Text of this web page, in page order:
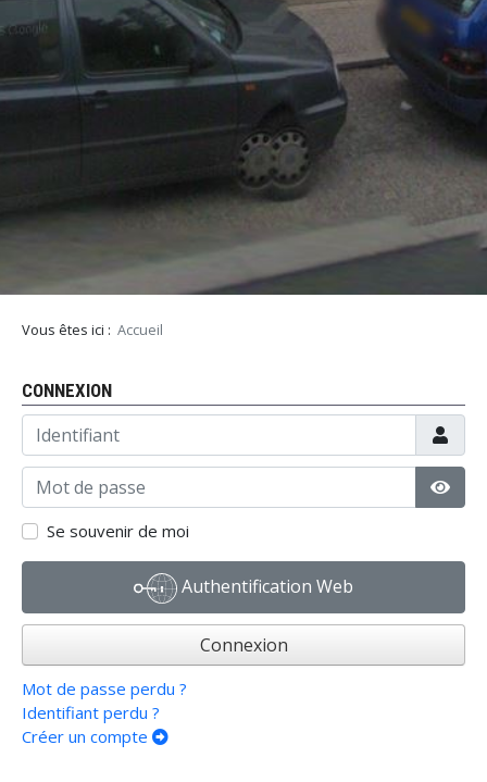
Vous êtes ici : Accueil
CONNEXION
Identifiant
Mot de passe
Se souvenir de moi
Authentification Web
Connexion
Mot de passe perdu ?
Identifiant perdu ?
Créer un compte